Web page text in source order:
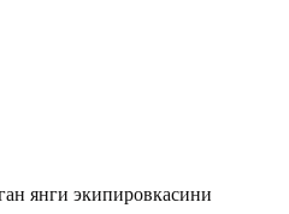
янги экипировкасини